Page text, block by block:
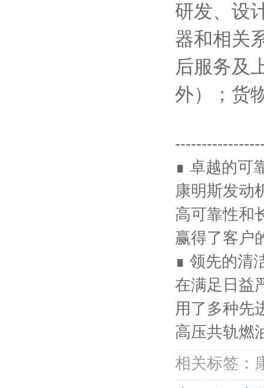
研发、设
器和相关
后服务及
外）；货
∎ 卓越的可
康明斯发动
高可靠性和
赢得了客户
∎ 领先的清
在满足日益
用了多种先
高压共轨燃
相关标签：